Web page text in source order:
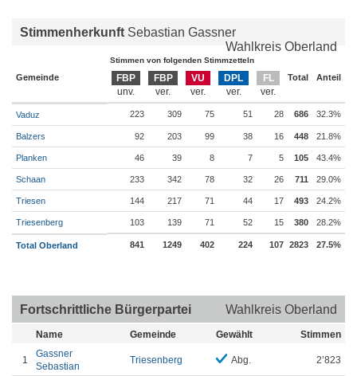
Stimmenherkunft Sebastian Gassner
Wahlkreis Oberland
Stimmen von folgenden Stimmzetteln
Gemeinde FBP FBP VU DPL FL Total Anteil
Vaduz 223 309 75 51 28 686 32.3%
Balzers 92 203 99 38 16 448 21.8%
Planken 46 39 8 7 5 105 43.4%
Schaan 233 342 78 32 26 711 29.0%
Triesen 144 217 71 44 17 493 24.2%
Triesenberg 103 139 71 52 15 380 28.2%
Total Oberland 841 1249 402 224 107 2823 27.5%
Fortschrittliche Bürgerpartei Wahlkreis Oberland
Name Gemeinde Gewählt Stimmen
1
Gassner
Sebastian
Triesenberg Abg. 2’823